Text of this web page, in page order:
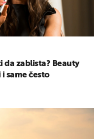
da zablista? Beauty
same često